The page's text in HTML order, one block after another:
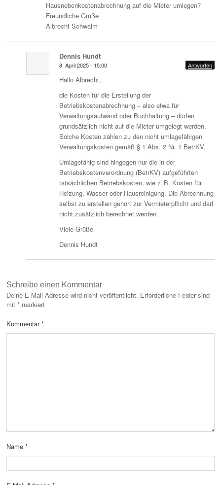
Hausnebenkostenabrechnung auf die Mieter umlegen?
Freundliche Grüße
Albrecht Schwalm
Dennis Hundt
8. April 2025 - 15:00 Antworten
Hallo Albrecht,
die Kosten für die Erstellung der
Betriebskostenabrechnung – also etwa für
Verwaltungsaufwand oder Buchhaltung – dürfen
grundsätzlich nicht auf die Mieter umgelegt werden.
Solche Kosten zählen zu den nicht umlagefähigen
Verwaltungskosten gemäß § 1 Abs. 2 Nr. 1 BetrKV.
Umlagefähig sind hingegen nur die in der
Betriebskostenverordnung (BetrKV) aufgeführten
tatsächlichen Betriebskosten, wie z. B. Kosten für
Heizung, Wasser oder Hausreinigung. Die Abrechnung
selbst zu erstellen gehört zur Vermieterpflicht und darf
nicht zusätzlich berechnet werden.
Viele Grüße
Dennis Hundt
Schreibe einen Kommentar
Deine E-Mail-Adresse wird nicht veröffentlicht. Erforderliche Felder sind
mit * markiert
Kommentar*
Name *